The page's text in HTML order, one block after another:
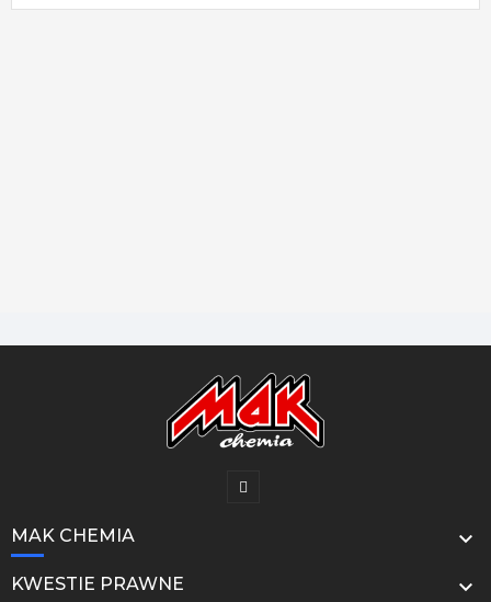
MAK CHEMIA 
KWESTIE PRAWNE 